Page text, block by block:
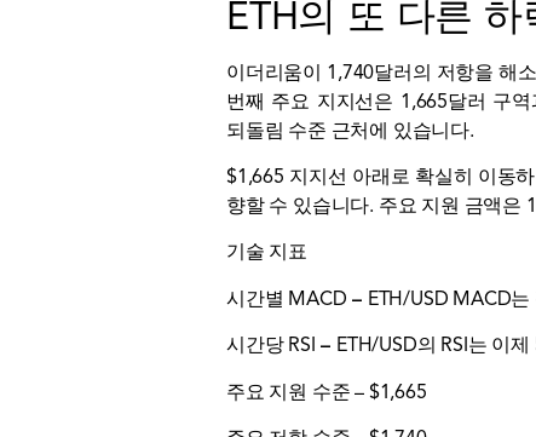
ETH의 또 다른 하
이더리움이 1,740달러의 저항을 해
번째 주요 지지선은 1,665달러 구
되돌림 수준 근처에 있습니다.
$1,665 지지선 아래로 확실히 이동
향할 수 있습니다. 주요 지원 금액은
기술 지표
시간별 MACD – ETH/USD MACD
시간당 RSI – ETH/USD의 RSI는 이
주요 지원 수준 – $1,665